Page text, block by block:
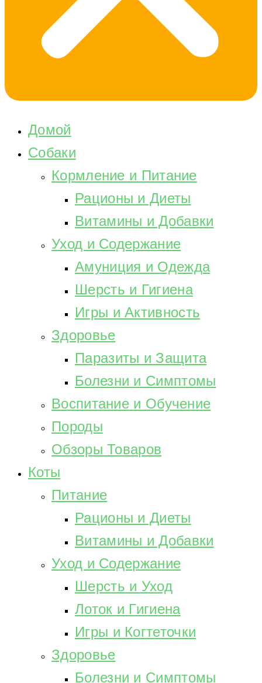
Домой
Собаки
Кормление и Питание
Рационы и Диеты
Витамины и Добавки
Уход и Содержание
Амуниция и Одежда
Шерсть и Гигиена
Игры и Активность
Здоровье
Паразиты и Защита
Болезни и Симптомы
Воспитание и Обучение
Породы
Обзоры Товаров
Коты
Питание
Рационы и Диеты
Витамины и Добавки
Уход и Содержание
Шерсть и Уход
Лоток и Гигиена
Игры и Когтеточки
Здоровье
Болезни и Симптомы